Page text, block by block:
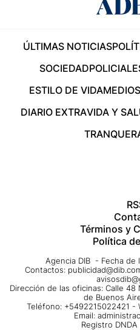
ÚLTIMAS NOTICIAS
SOCIEDAD
ESTILO DE VIDAMEDIOS
DIARIO EXTRAVIDA Y
Términos y
Política
Agencia DIB - Fecha de
Contactos:
Dirección de las oficinas: Calle 48
de Buenos
Teléfono: +5492215022421 -
Email:
Registro